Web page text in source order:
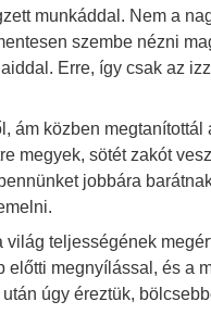
munkáddal. Nem a
szembe nézni
Erre, így csak az
ám közben
megyek, sötét zakót
jobbára
teljességének
megnyílással, és a
úgy éreztük,